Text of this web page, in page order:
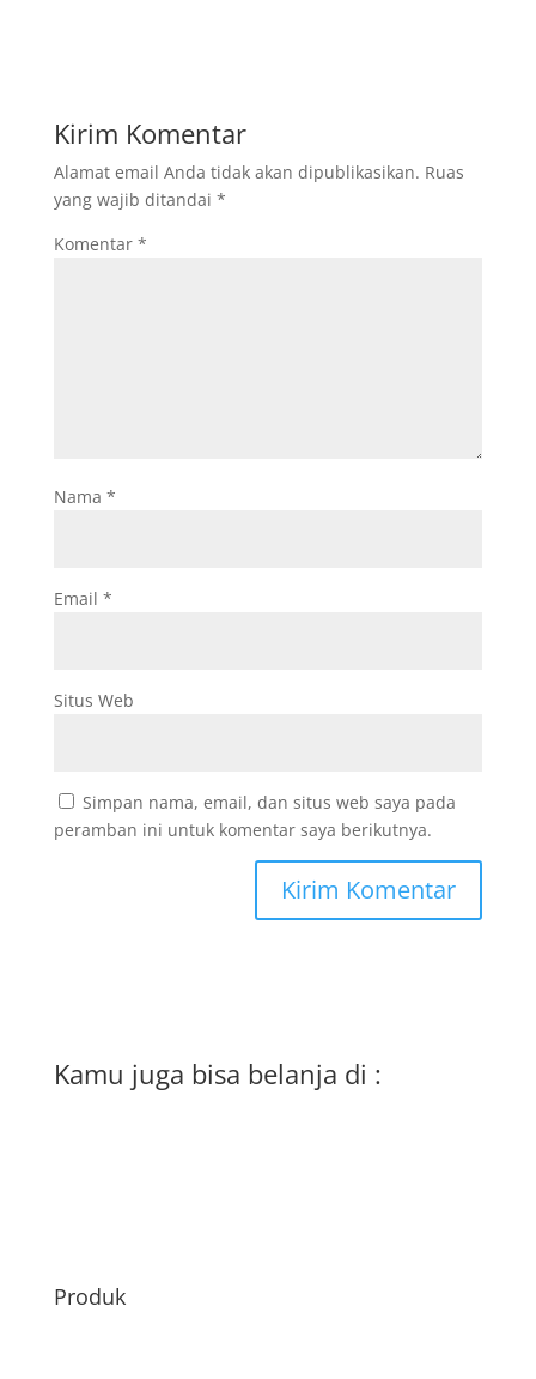
Kirim Komentar
Alamat email Anda tidak akan dipublikasikan. Ruas
yang wajib ditandai *
Komentar *
Nama *
Email *
Situs Web
Simpan nama, email, dan situs web saya pada
peramban ini untuk komentar saya berikutnya.
Kamu juga bisa belanja di :
Produk